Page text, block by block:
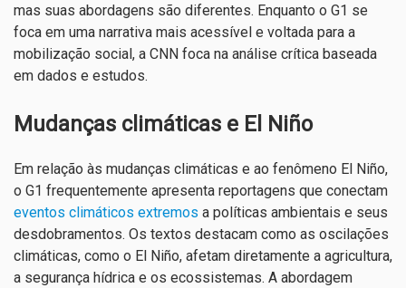
mas suas abordagens são diferentes. Enquanto o G1 se
foca em uma narrativa mais acessível e voltada para a
mobilização social, a CNN foca na análise crítica baseada
em dados e estudos.
Mudanças climáticas e El Niño
Em relação às mudanças climáticas e ao fenômeno El Niño,
o G1 frequentemente apresenta reportagens que conectam
eventos climáticos extremos a políticas ambientais e seus
desdobramentos. Os textos destacam como as oscilações
climáticas, como o El Niño, afetam diretamente a agricultura,
a segurança hídrica e os ecossistemas. A abordagem